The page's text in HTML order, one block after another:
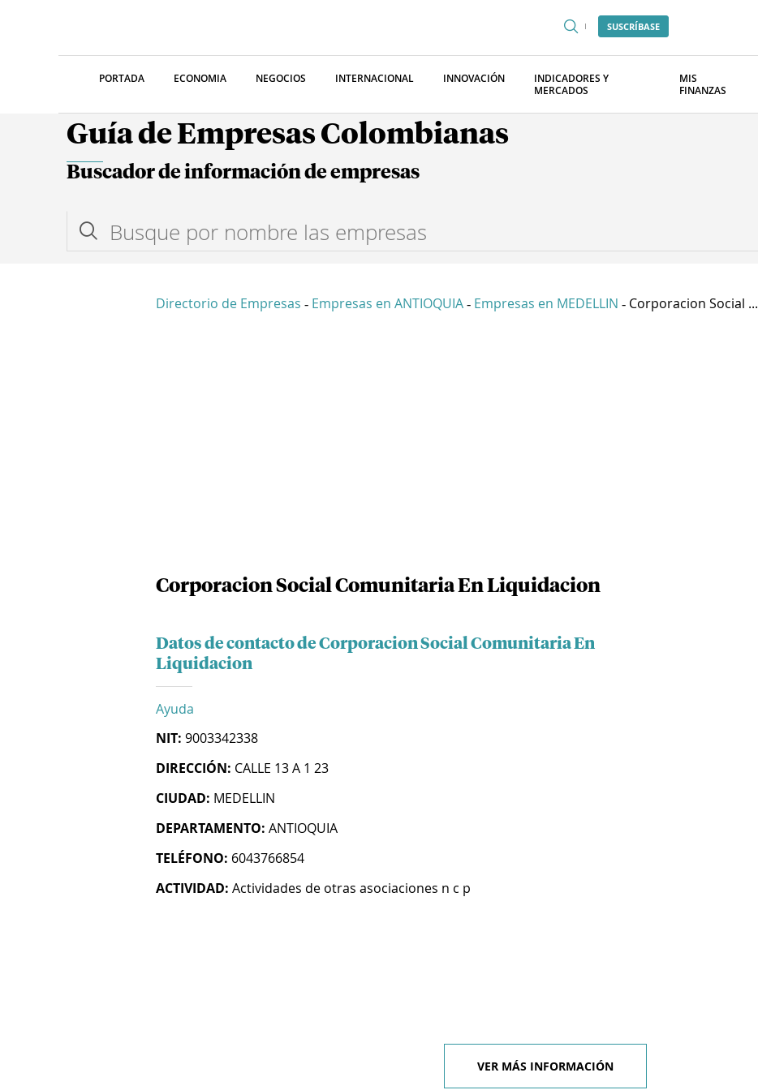
SUSCRÍBASE
PORTADA ECONOMIA NEGOCIOS INTERNACIONAL INNOVACIÓN
INDICADORES Y
MERCADOS
MIS
FINANZAS
Guía de Empresas Colombianas
Buscador de información de empresas
Directorio de Empresas - Empresas en ANTIOQUIA - Empresas en MEDELLIN - Corporacion Social ...
Corporacion Social Comunitaria En Liquidacion
Datos de contacto de Corporacion Social Comunitaria En
Liquidacion
Ayuda
NIT: 9003342338
DIRECCIÓN: CALLE 13 A 1 23
CIUDAD: MEDELLIN
DEPARTAMENTO: ANTIOQUIA
TELÉFONO: 6043766854
ACTIVIDAD: Actividades de otras asociaciones n c p
VER MÁS INFORMACIÓN